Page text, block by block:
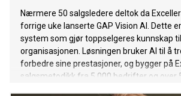
Nærmere 50 salgsledere deltok da
forrige uke lanserte GAP Vision AI. Dette
system som gjør toppselgeres kunnskap
organisasjonen. Løsningen bruker AI til å
forbedre sine prestasjoner, og bygger på
salgsmetodikk fra 5 000 bedrifter og over